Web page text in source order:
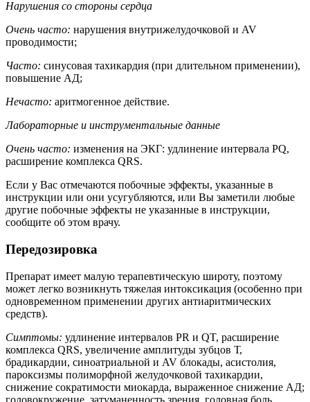
Нарушения со стороны сердца
Очень часто: нарушения внутрижелудочковой и AV
проводимости;
Часто: синусовая тахикардия (при длительном применении),
повышение АД;
Нечасто: аритмогенное действие.
Лабораторные и инструментальные данные
Очень часто: изменения на ЭКГ: удлинение интервала PQ,
расширение комплекса QRS.
Если у Вас отмечаются побочные эффекты, указанные в
инструкции или они усугубляются, или Вы заметили любые
другие побочные эффекты не указанные в инструкции,
сообщите об этом врачу.
Передозировка
Препарат имеет малую терапевтическую широту, поэтому
может легко возникнуть тяжелая интоксикация (особенно при
одновременном применении других антиаритмических
средств).
Симптомы: удлинение интервалов PR и QT, расширение
комплекса QRS, увеличение амплитуды зубцов Т,
брадикардии, синоатриальной и AV блокады, асистолия,
пароксизмы полиморфной желудочковой тахикардии,
снижение сократимости миокарда, выраженное снижение АД;
головокружение, затуманенность зрения, головная боль,